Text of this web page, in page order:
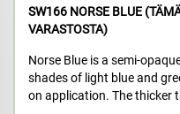
SW166 NORSE BLUE
VARASTOSTA)
Norse Blue is a semi-
shades of light blue and
on application. The thicker